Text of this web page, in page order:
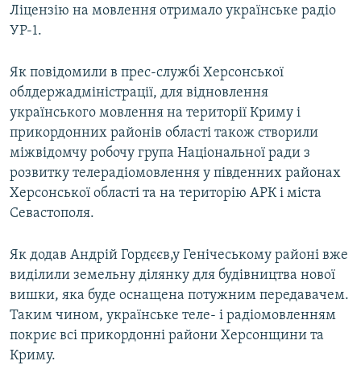
Ліцензію на мовлення отримало українське радіо
УР-1.
Як повідомили в прес-службі Херсонської
облдержадміністрації, для відновлення
українського мовлення на території Криму і
прикордонних районів області також створили
міжвідомчу робочу група Національної ради з
розвитку телерадіомовлення у південних районах
Херсонської області та на територію АРК і міста
Севастополя.
Як додав Андрій Гордєєв,у Генічеському районі вже
виділили земельну ділянку для будівництва нової
вишки, яка буде оснащена потужним передавачем.
Таким чином, українське теле- і радіомовленням
покриє всі прикордонні райони Херсонщини та
Криму.